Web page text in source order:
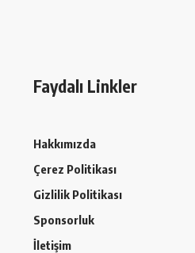
Faydalı Linkler
Hakkımızda
Çerez Politikası
Gizlilik Politikası
Sponsorluk
İletişim